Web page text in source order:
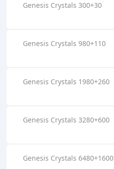
300+30 Genesis Crystals
980+110 Genesis Crystals
1980+260 Genesis Crystals
3280+600 Genesis Crystals
6480+1600 Genesis Crystals